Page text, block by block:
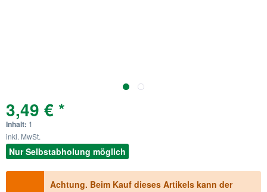
3,49 € *
Inhalt: 1
inkl. MwSt.
Nur Selbstabholung möglich
Achtung. Beim Kauf dieses Artikels kann der